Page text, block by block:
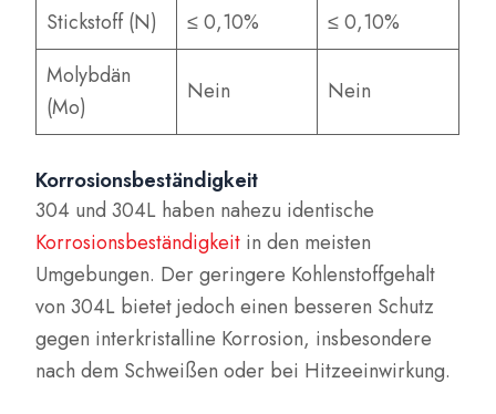
Stickstoff (N)
≤ 0,10%
≤ 0,10%
Molybdän
(Mo)
Nein Nein
Korrosionsbeständigkeit
304 und 304L haben nahezu identische
Korrosionsbeständigkeit in den meisten
Umgebungen. Der geringere Kohlenstoffgehalt
von 304L bietet jedoch einen besseren Schutz
gegen interkristalline Korrosion, insbesondere
nach dem Schweißen oder bei Hitzeeinwirkung.